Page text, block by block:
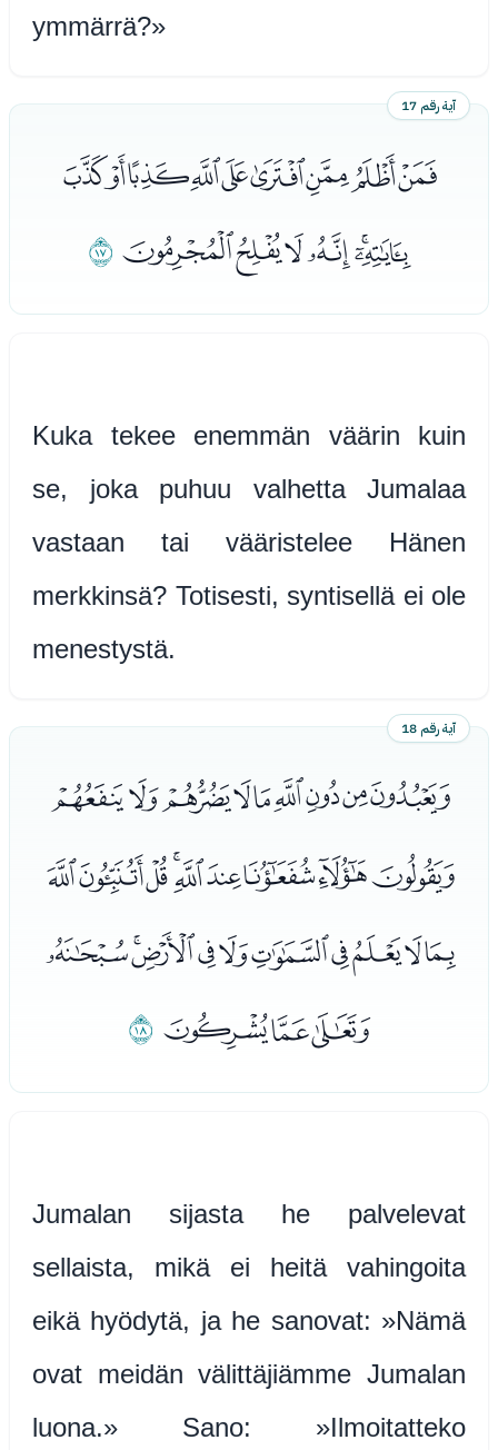
ymmärrä?»
آية رقم 17
ﮑﮒﮓﮔﮕﮖﮗﮘﮙ
ﮚﮛﮜﮝﮞﮟﮠ
Kuka tekee enemmän väärin kuin
se, joka puhuu valhetta Jumalaa
vastaan tai vääristelee Hänen
merkkinsä? Totisesti, syntisellä ei ole
menestystä.
آية رقم 18
ﮡﮢﮣﮤﮥﮦﮧﮨﮩ
ﮪﮫﮬﮭﮮﮯﮰﮱﯓ
ﯔﯕﯖﯗﯘﯙﯚﯛﯜﯝ
ﯞﯟﯠﯡ
Jumalan sijasta he palvelevat
sellaista, mikä ei heitä vahingoita
eikä hyödytä, ja he sanovat: »Nämä
ovat meidän välittäjiämme Jumalan
luona.» Sano: »Ilmoitatteko